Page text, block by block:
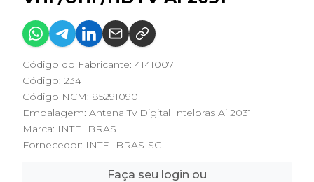
Código do Fabricante: 4141007
Código: 234
Código NCM: 85291090
Embalagem: Antena Tv Digital Intelbras Ai 2031
Marca: INTELBRAS
Fornecedor: INTELBRAS-SC
Faça seu login ou